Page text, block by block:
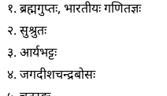
१. ब्रह्मगुप्तः, भारतीयः गणितज्ञः
२. सुश्रुतः
३. आर्यभट्टः
४. जगदीशचन्द्रबोसः